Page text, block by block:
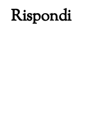
Rispondi